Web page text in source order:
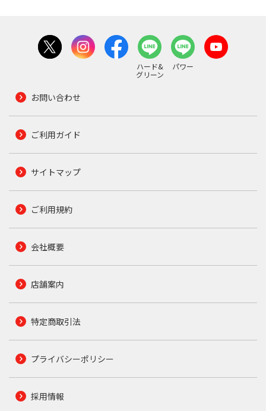
ハード&
グリーン
パワー
お問い合わせ
ご利用ガイド
サイトマップ
ご利用規約
会社概要
店舗案内
特定商取引法
プライバシーポリシー
採用情報